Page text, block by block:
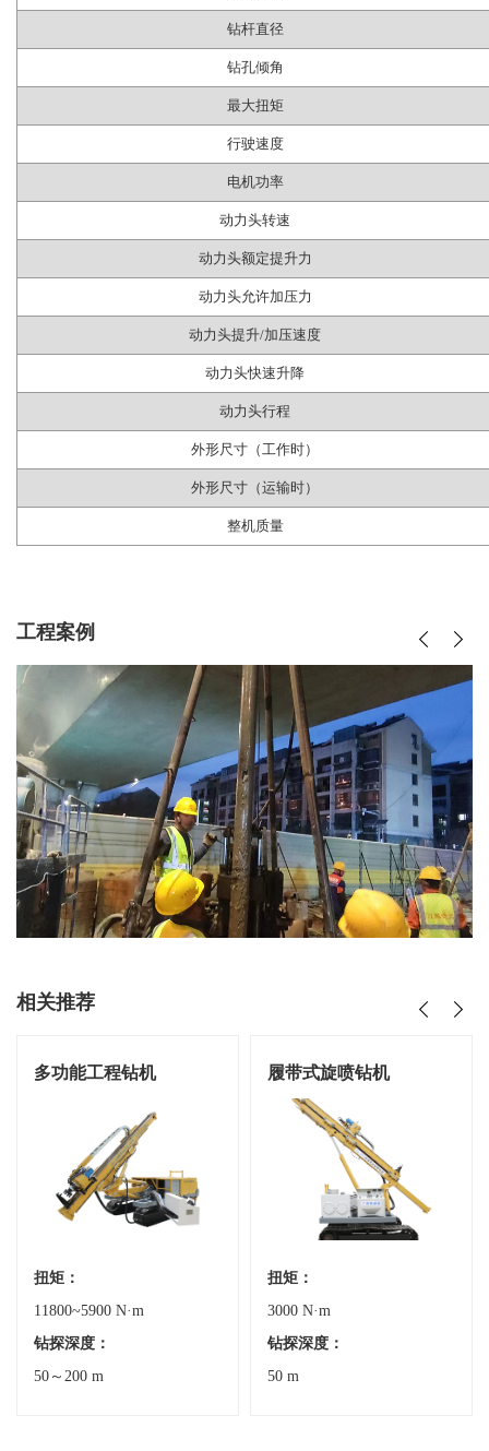
钻杆直径
钻孔倾角
最大扭矩
行驶速度
电机功率
动力头转速
动力头额定提升力
动力头允许加压力
动力头提升/加压速度
动力头快速升降
动力头行程
外形尺寸（工作时）
外形尺寸（运输时）
整机质量
工程案例
相关推荐
多功能工程钻机
扭矩：
11800~5900 N·m
钻探深度：
50～200 m
履带式旋喷钻机
扭矩：
3000 N·m
钻探深度：
50 m